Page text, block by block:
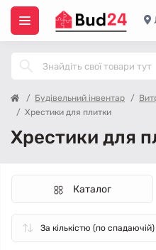
Будівельний інвентар
Хрестики для плитки
Хрестики для
Каталог